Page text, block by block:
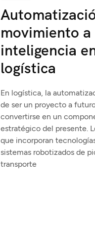
movimiento a
inteligencia
logística
En logística, la
de ser un proyecto a
convertirse en un
estratégico del presente.
que incorporan
sistemas robotizados de
transporte